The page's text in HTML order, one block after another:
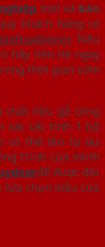
mới và báo
khách hàng có
giahuydoor.vn. Nếu
hãy liên hệ ngay
thời gian sớm
liệu gỗ công
xác các tính 1 bộ
có thể lên tự dự
trình của mình
để được đội
chọn mẫu cửa